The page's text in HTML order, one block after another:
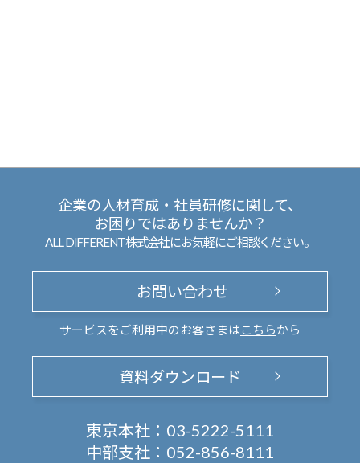
企業の人材育成・社員研修に関して、
お困りではありませんか？
ALL DIFFERENT株式会社にお気軽にご相談ください。
お問い合わせ
サービスをご利用中のお客さまは こちらから
資料ダウンロード
東京本社： 03-5222-5111
中部支社： 052-856-8111